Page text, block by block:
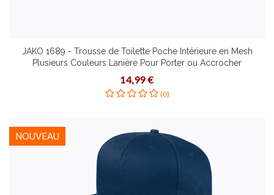
JAKO 1689 - Trousse de Toilette Poche Intérieure en Mesh
Plusieurs Couleurs Lanière Pour Porter ou Accrocher
Compartiment Principal Spacieux
14,99 €
(0)
NOUVEAU